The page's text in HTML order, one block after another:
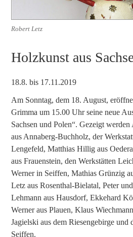
Robert Letz
Holzkunst aus
18.8. bis 17.11.2019
Am Sonntag, dem 18. August,
Grimma um 15.00 Uhr seine neue
Sachsen und Polen“. Gezeigt
aus Annaberg-Buchholz, der
Lengefeld, Matthias Hillig aus
aus Frauenstein, den Werkstätten
Werner in Seiffen, Mathias Grünzig
Letz aus Rosenthal-Bielatal, Peter
Lehmann aus Hausdorf, Ekkehard
Werner aus Plauen, Klaus
Jagielski aus dem Riesengebirge und
Seiffen.